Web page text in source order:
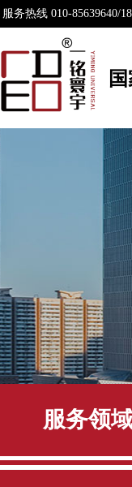
服务热线 010-85639640/
服务领